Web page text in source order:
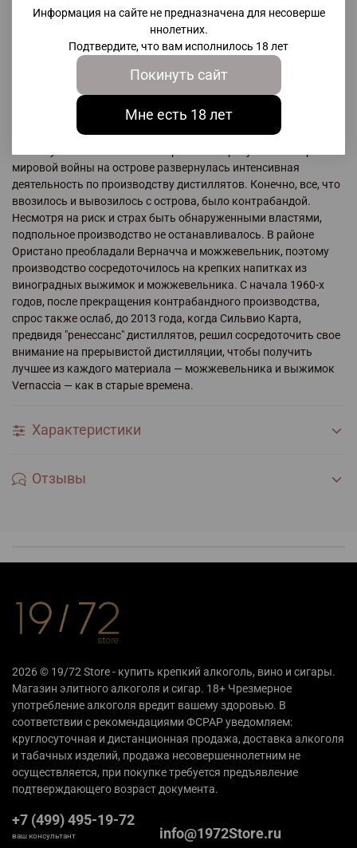
добавляется настой из собранных вручную лесных ягод,
благодаря чему джин приобретает свой розовый
"Пигскин" Пинк
обладает очень интенсивным ароматом
с тонкими, но выразительными морскими нотками, тонами
средиземноморского маквиса и полыни. Он насыщенно
пряный и одновременно утонченный, в нем оживает дух самой
История сардинского джина — это история о запретном,
мировой войны на острове развернулась интенсивная
деятельность по производству дистиллятов. Конечно, все, что
ввозилось и вывозилось с острова, было контрабандой.
Несмотря на риск и страх быть обнаруженными властями,
подпольное производство не останавливалось. В районе
Ористано преобладали Верначча и можжевельник, поэтому
производство сосредоточилось на крепких напитках из
виноградных выжимок и можжевельника. С начала 1960-х
годов, после прекращения контрабандного производства,
спрос также ослаб, до 2013 года, когда Сильвио Карта,
предвидя "ренессанс" дистиллятов, решил сосредоточить свое
внимание на прерывистой дистилляции, чтобы получить
лучшее из каждого материала — можжевельника и выжимок
Vernaccia — как в старые времена.
Характеристики
Отзывы
+7 (499) 495-19-72
ваш консультант info@1972Store.ru
2026 © 19/72 Store - купить крепкий алкоголь, вино и сигары.
Магазин элитного алкоголя и сигар. 18+ Чрезмерное
употребление алкоголя вредит вашему здоровью. В
соответствии с рекомендациями ФСРАР уведомляем:
круглосуточная и дистанционная продажа, доставка алкоголя
и табачных изделий, продажа несовершеннолетним не
осуществляется, при покупке требуется предъявление
подтверждающего возраст документа.
Информация на сайте не предназначена для несоверше
ннолетних.
Подтвердите, что вам исполнилось 18 лет
Покинуть сайт
Мне есть 18 лет